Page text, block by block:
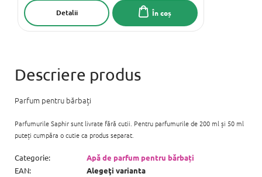
În coș
Detalii
Parfum pentru bărbați
Parfumurile Saphir sunt livrate fără cutii. Pentru parfumurile de 200 ml și 50 ml
puteți cumpăra o cutie ca produs separat.
Categorie:
Apă de parfum pentru bărbați
EAN:
Alegeţi varianta